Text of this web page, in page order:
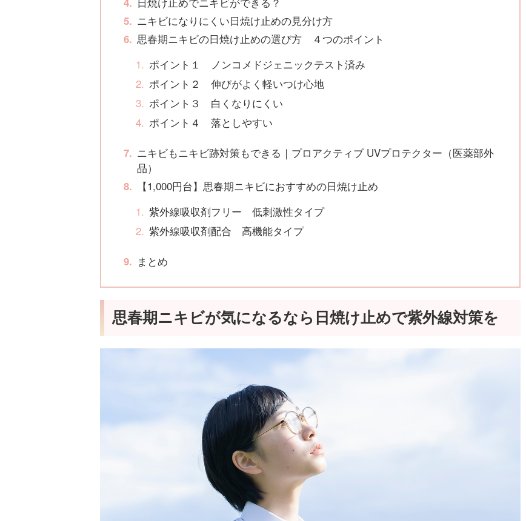
ニキビになりにくい日焼け止めの見分け方
思春期ニキビの日焼け止めの選び方 ４つのポイント
ポイント１ ノンコメドジェニックテスト済み
ポイント２ 伸びがよく軽いつけ心地
ポイント３ 白くなりにくい
ポイント４ 落としやすい
ニキビもニキビ跡対策もできる｜プロアクティブ UVプロテクター（医薬部外
品）
【1,000円台】思春期ニキビにおすすめの日焼け止め
紫外線吸収剤フリー 低刺激性タイプ
紫外線吸収剤配合 高機能タイプ
まとめ
思春期ニキビが気になるなら日焼け止めで紫外線対策を